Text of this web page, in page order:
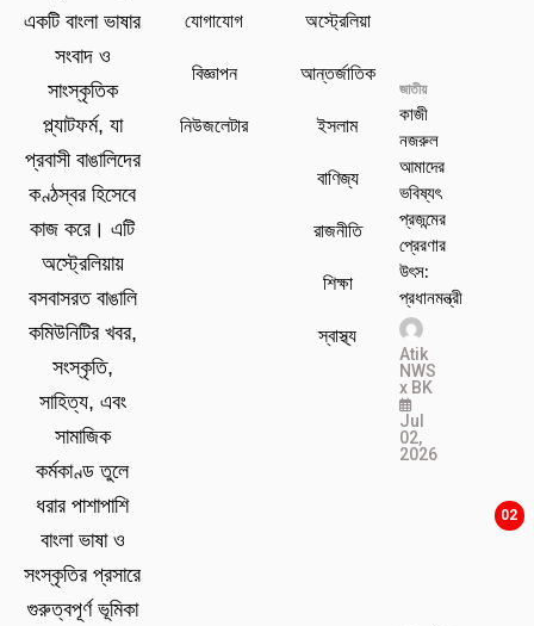
একটি বাংলা ভাষার
সংবাদ ও
সাংস্কৃতিক
প্ল্যাটফর্ম, যা
প্রবাসী বাঙালিদের
কণ্ঠস্বর হিসেবে
কাজ করে। এটি
অস্ট্রেলিয়ায়
বসবাসরত বাঙালি
কমিউনিটির খবর,
সংস্কৃতি,
সাহিত্য, এবং
সামাজিক
কর্মকাণ্ড তুলে
ধরার পাশাপাশি
বাংলা ভাষা ও
সংস্কৃতির প্রসারে
গুরুত্বপূর্ণ ভূমিকা
যোগাযোগ
বিজ্ঞাপন
নিউজলেটার
অস্ট্রেলিয়া
আন্তর্জাতিক
ইসলাম
বাণিজ্য
রাজনীতি
শিক্ষা
স্বাস্থ্য
জাতীয়
কাজী
নজরুল
আমাদের
ভবিষ্যৎ
প্রজন্মের
প্রেরণার
উৎস:
প্রধানমন্ত্রী
Atik
NWS
x BK
Jul
02,
2026
02